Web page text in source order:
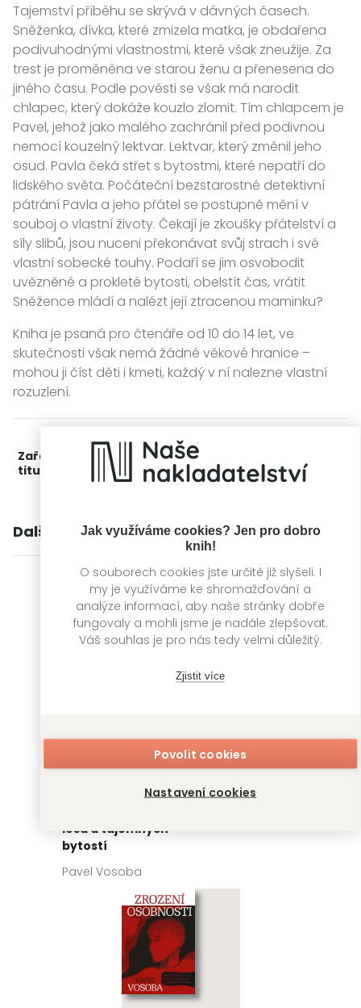
Jak využíváme cookies? Jen pro dobro
knih!
O souborech cookies jste určitě již slyšeli. I
my je využíváme ke shromažďování a
analýze informací, aby naše stránky dobře
fungovaly a mohli jsme je nadále zlepšovat.
Váš souhlas je pro nás tedy velmi důležitý.
Zjistit více
Povolit cookies
Nastavení cookies
Tajemství příběhu se skrývá v dávných časech.
Sněženka, dívka, které zmizela matka, je obdařena
podivuhodnými vlastnostmi, které však zneužije. Za
trest je proměněna ve starou ženu a přenesena do
jiného času. Podle pověsti se však má narodit
chlapec, který dokáže kouzlo zlomit. Tím chlapcem je
Pavel, jehož jako malého zachránil před podivnou
nemocí kouzelný lektvar. Lektvar, který změnil jeho
osud. Pavla čeká střet s bytostmi, které nepatří do
lidského světa. Počáteční bezstarostné detektivní
pátrání Pavla a jeho přátel se postupně mění v
souboj o vlastní životy. Čekají je zkoušky přátelství a
síly slibů, jsou nuceni překonávat svůj strach i své
vlastní sobecké touhy. Podaří se jim osvobodit
uvězněné a prokleté bytosti, obelstít čas, vrátit
Sněžence mládí a nalézt její ztracenou maminku?
Kniha je psaná pro čtenáře od 10 do 14 let, ve
skutečnosti však nemá žádné věkové hranice –
mohou ji číst děti i kmeti, každý v ní nalezne vlastní
rozuzlení.
Zařažení
titulu:
Kategorie >Dětská literatura
Další knihy autora
lesa a tajemných
bytostí
Pavel Vosoba
Časohrátky